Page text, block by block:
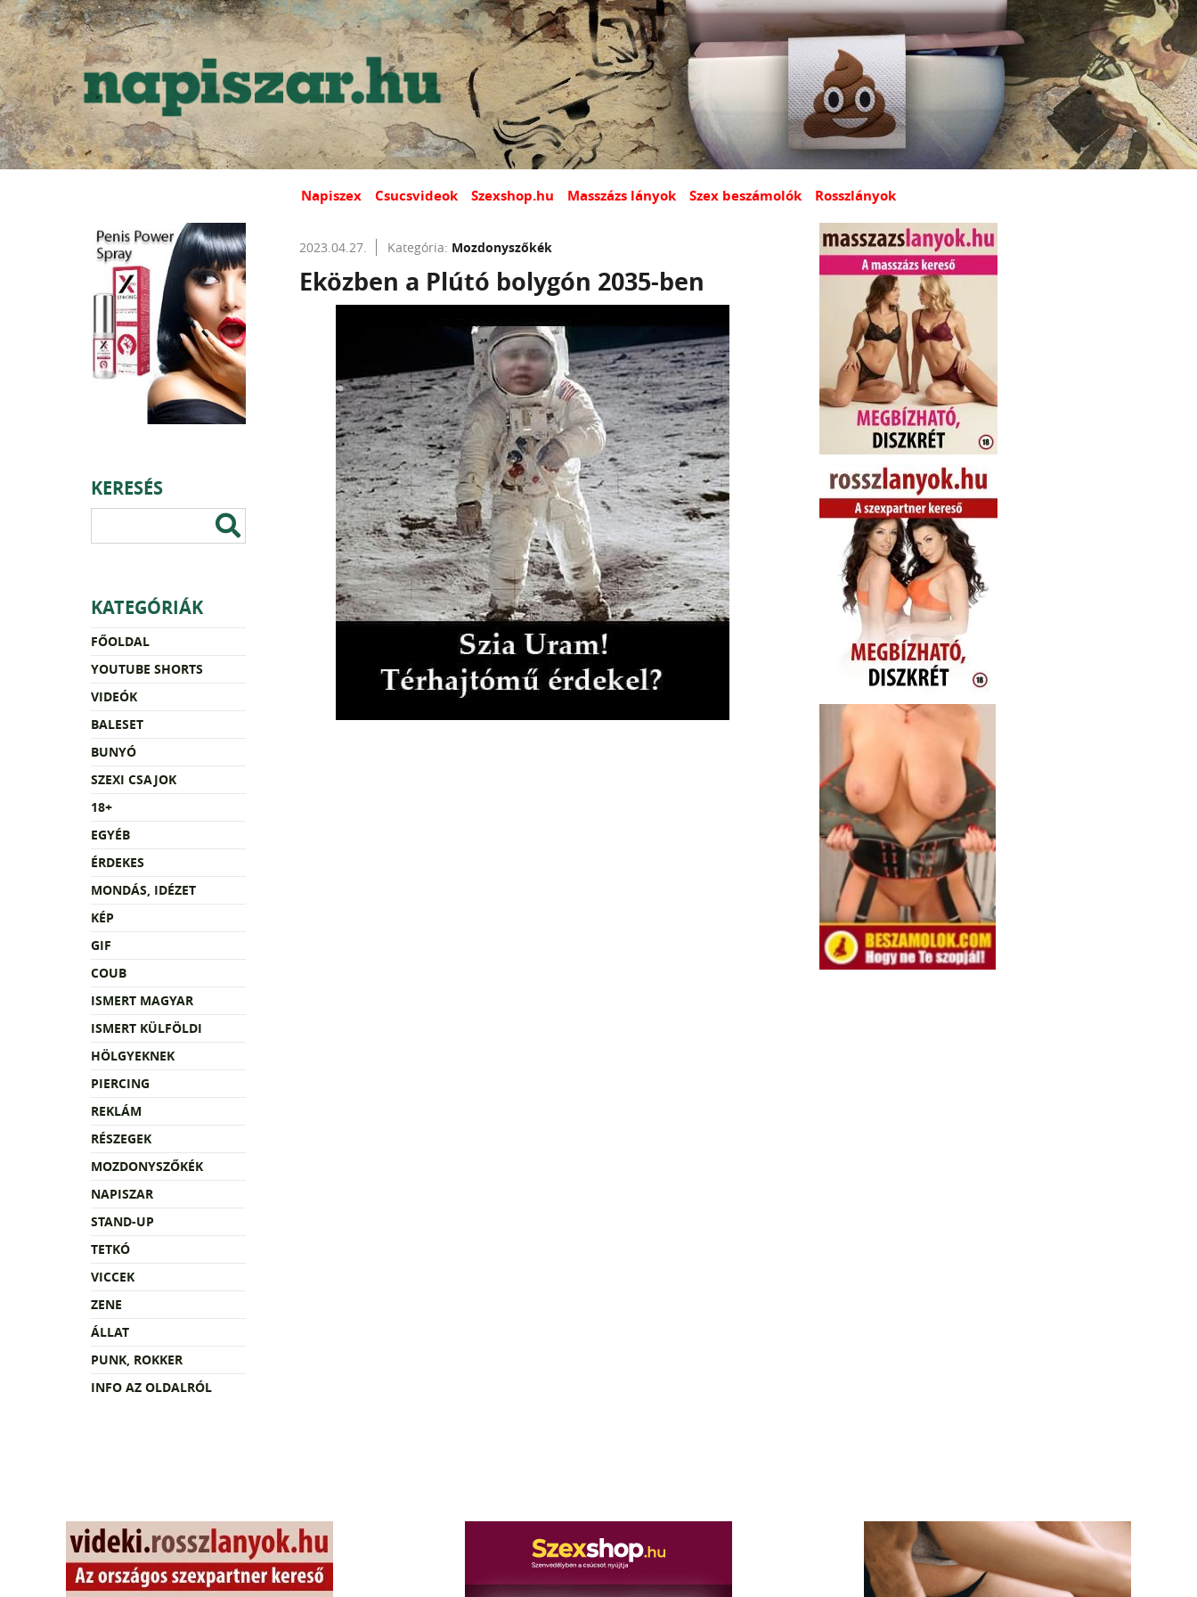
Napiszex Csucsvideok Szexshop.hu Masszázs lányok Szex beszámolók Rosszlányok
KERESÉS
KATEGÓRIÁK
FŐOLDAL
YOUTUBE SHORTS
VIDEÓK
BALESET
BUNYÓ
SZEXI CSAJOK
18+
EGYÉB
ÉRDEKES
MONDÁS, IDÉZET
KÉP
GIF
COUB
ISMERT MAGYAR
ISMERT KÜLFÖLDI
HÖLGYEKNEK
PIERCING
REKLÁM
RÉSZEGEK
MOZDONYSZŐKÉK
NAPISZAR
STAND-UP
TETKÓ
VICCEK
ZENE
ÁLLAT
PUNK, ROKKER
INFO AZ OLDALRÓL
2023.04.27. Kategória: Mozdonyszőkék
Eközben a Plútó bolygón 2035-ben